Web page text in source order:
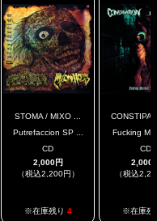
STOMA / MIXO ...
Putrefaccion SP ...
CD
2,000円
（税込2,200円）
※在庫残り 4
Fucking
CD
2,000
（税込
※在庫残